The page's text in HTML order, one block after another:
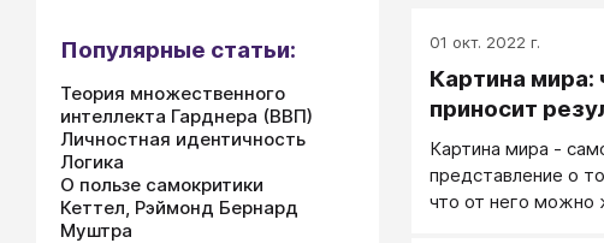
01 окт. 2022 г.
Картина мира:
приносит
Картина мира -
представление о
что от него можно
Популярные статьи:
Теория множественного
интеллекта Гарднера (ВВП)
Личностная идентичность
Логика
О пользе самокритики
Кеттел, Рэймонд Бернард
Муштра